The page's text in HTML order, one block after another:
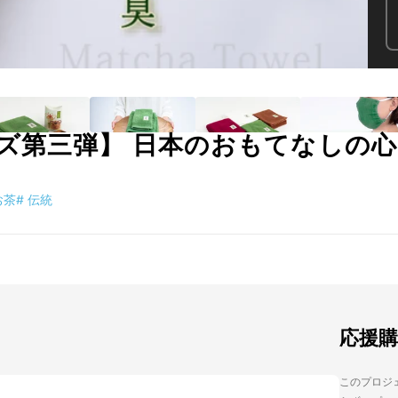
第三弾】 日本のおもてなしの
茶# 伝統
応援
このプロジ